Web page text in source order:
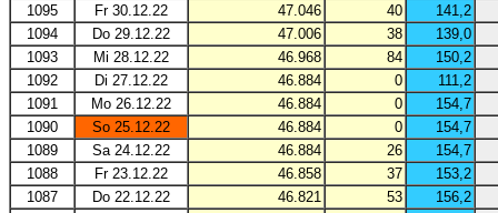
1095
Fr 30.12.22 47.046 40
141,2
1094
Do 29.12.22 47.006 38
139,0
1093
Mi 28.12.22 46.968 84
150,2
1092
Di 27.12.22 46.884 0
111,2
1091
Mo 26.12.22 46.884 0
154,7
1090
So 25.12.22 46.884 0
154,7
1089
Sa 24.12.22 46.884 26
154,7
1088
Fr 23.12.22 46.858 37
153,2
1087
Do 22.12.22 46.821 53
156,2